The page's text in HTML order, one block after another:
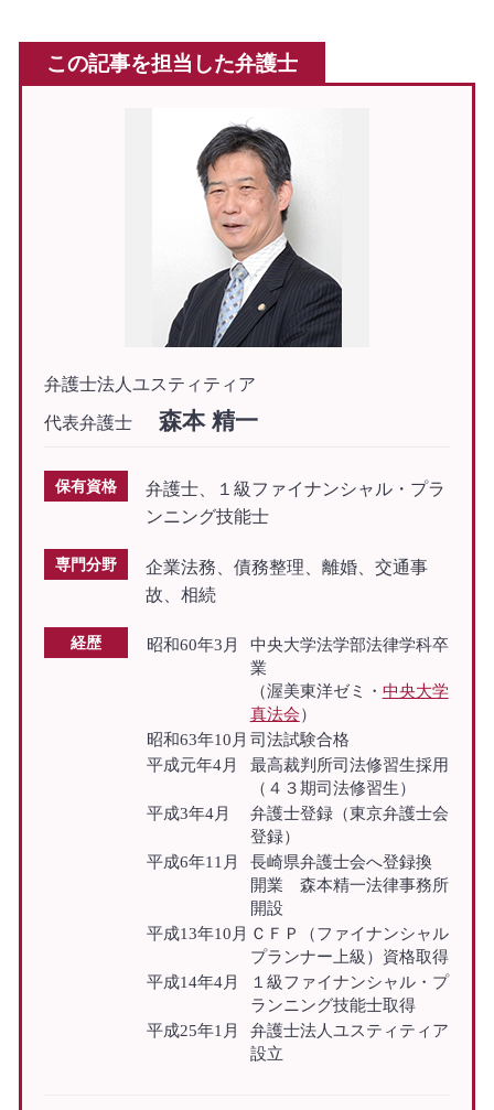
この記事を担当した弁護士
弁護士法人ユスティティア
代表弁護士
森本 精一
保有資格
弁護士、１級ファイナンシャル・プラ
ンニング技能士
専門分野
企業法務、債務整理、離婚、交通事
故、相続
経歴 昭和60年3月
中央大学法学部法律学科卒
業
（渥美東洋ゼミ・ 中央大学
真法会）
昭和63年10月 司法試験合格
平成元年4月
最高裁判所司法修習生採用
（４３期司法修習生）
平成3年4月
弁護士登録（東京弁護士会
登録）
平成6年11月
長崎県弁護士会へ登録換
開業 森本精一法律事務所
開設
平成13年10月 ＣＦＰ（ファイナンシャル
プランナー上級）資格取得
平成14年4月
１級ファイナンシャル・プ
ランニング技能士取得
平成25年1月
弁護士法人ユスティティア
設立